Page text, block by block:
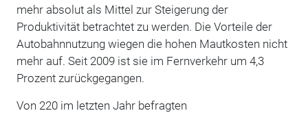
mehr absolut als Mittel zur Steigerung der
Produktivität betrachtet zu werden. Die Vorteile der
Autobahnnutzung wiegen die hohen Mautkosten nicht
mehr auf. Seit 2009 ist sie im Fernverkehr um 4,3
Prozent zurückgegangen.
Von 220 im letzten Jahr befragten